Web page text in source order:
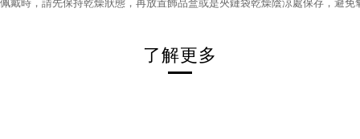
戴時，請先保持乾燥狀態，再放置飾品盒或是夾鏈袋乾燥陰涼處保存，避免
了解更多